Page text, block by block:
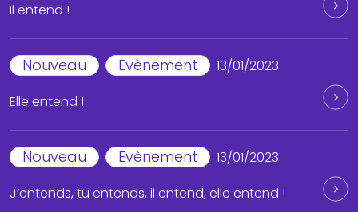
Il entend !
Nouveau Evènement
13/01/2023
Elle entend !
Nouveau Evènement
13/01/2023
J’entends, tu entends, il entend, elle entend !